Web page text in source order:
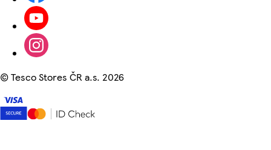
©Tesco Stores ČR a.s. 2026